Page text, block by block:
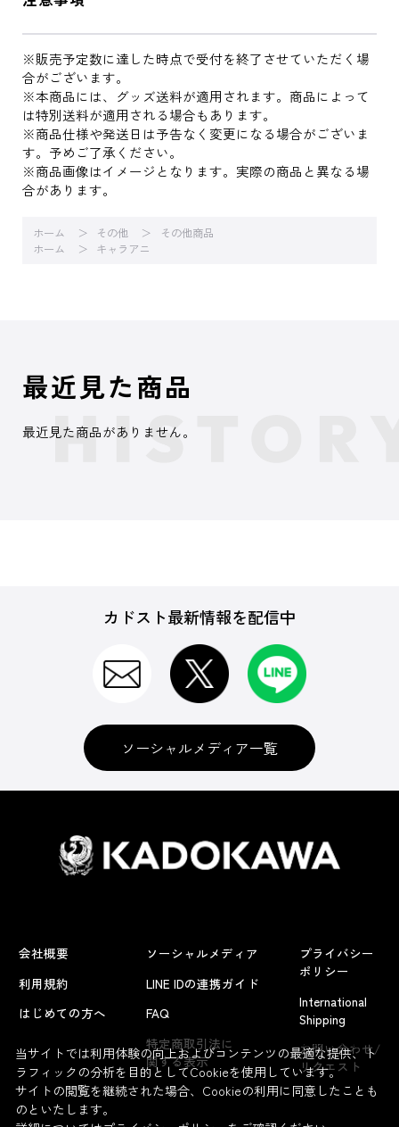
※販売予定数に達した時点で受付を終了させていただく場
合がございます。
※本商品には、グッズ送料が適用されます。商品によって
は特別送料が適用される場合もあります。
※商品仕様や発送日は予告なく変更になる場合がございま
す。予めご了承ください。
※商品画像はイメージとなります。実際の商品と異なる場
合があります。
ホーム その他
その他商品
ホーム
キャラアニ
よくあるお問い合わせ
最近見た商品
最近見た商品がありません。
カドスト最新情報を配信中
ソーシャルメディア一覧
会社概要
利用規約
はじめての方へ
ソーシャルメディア
LINE IDの連携ガイド
FAQ
特定商取引法に
関する表示
プライバシー
ポリシー
International
Shipping
お問い合わせ/
リクエスト
当サイトでは利用体験の向上およびコンテンツの最適な提供、ト
ラフィックの分析を目的としてCookieを使用しています。
サイトの閲覧を継続された場合、Cookieの利用に同意したことも
のといたします。